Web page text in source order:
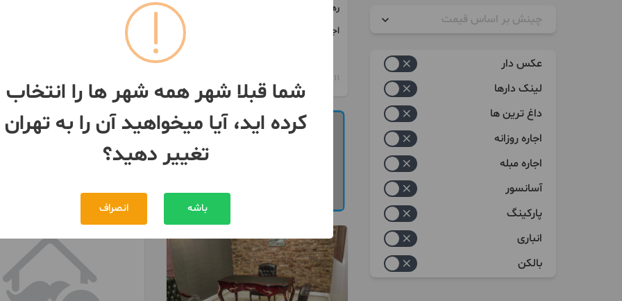
چینش بر اساس قیمت
عکس دار
لینک دارها
داغ ترین ها
اجاره روزانه
اجاره مبله
آسانسور
پارکینگ
انباری
بالکن
رهن
اجاره
11 ماه پیش
رهن
اجاره
شما قبلا شهر همه شهر ها را انتخاب
کرده اید، آیا میخواهید آن را به تهران
تغییر دهید؟
باشه انصراف